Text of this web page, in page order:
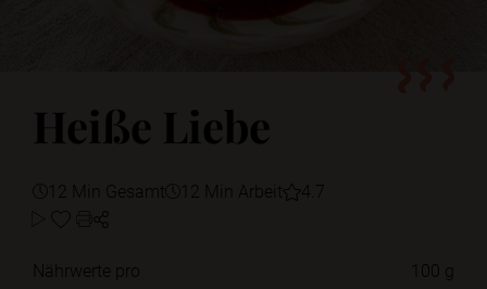
Heiße Liebe
12 Min Gesamt 12 Min Arbeit 4.7
Nährwerte pro
100 g